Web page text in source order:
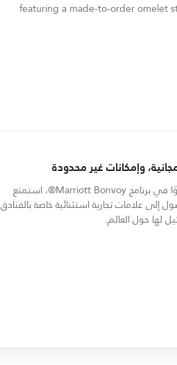
featuring a made-to-order omelet
وإمكانات غير محدودة
بصفتك عضوًا في برنامج Marriott Bonvoy®، استمتع
إلى علامات تجارية استثنائية خاصة بالفنادق
لها حول العالم.
opens in new